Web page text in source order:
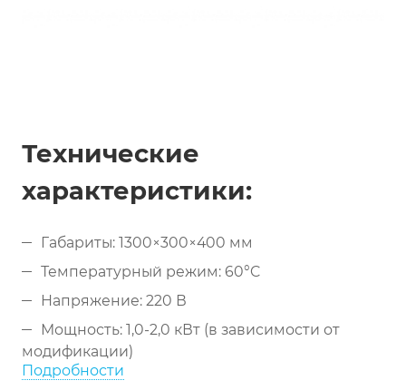
Технические
характеристики:
Габариты: 1300×300×400 мм
Температурный режим: 60°C
Напряжение: 220 В
Мощность: 1,0-2,0 кВт (в зависимости от
модификации)
Материал: нержавеющая сталь
Подробности